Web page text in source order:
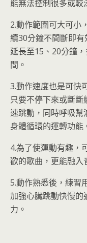
能無法控制很多或較
2.動作範圍可大可小
續30分鐘不間斷即
延長至15、20分鐘
間。
3.動作速度也是可快
只要不停下來或斷
速跳動，同時呼吸幫
身體循環的運轉功能
4.為了使運動有趣，
歡的歌曲，更能融入
5.動作熟悉後，練習
加強心臟跳動快慢的
力。